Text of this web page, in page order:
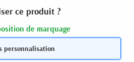
ce produit ?
de marquage
personnalisation